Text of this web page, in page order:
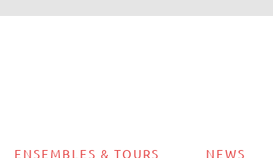
ENSEMBLES & TOURS NEWS